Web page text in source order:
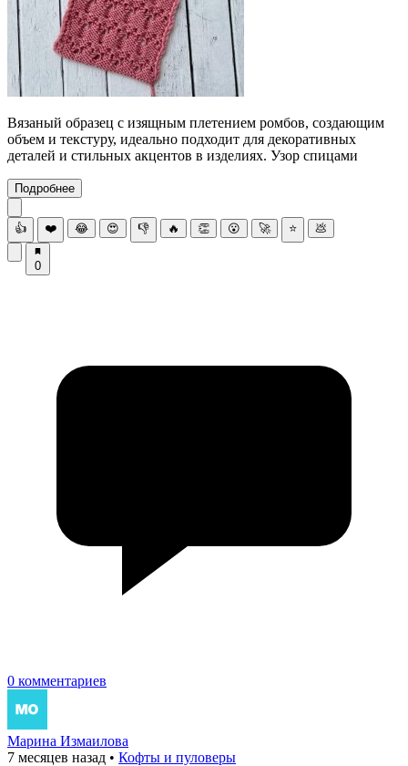
Вязаный образец с изящным плетением ромбов, создающим
объем и текстуру, идеально подходит для декоративных
деталей и стильных акцентов в изделиях. Узор спицами
Подробнее
👍 ❤️ 😂 😍 👎 🔥 👏 😮 🚀 ⭐ 💩
0
0 комментариев
Марина Измаилова
7 месяцев назад • Кофты и пуловеры